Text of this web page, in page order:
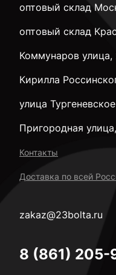
оптовый склад
оптовый склад
Коммунаров улица,
Кирилла
улица
Пригородная
Контакты
Доставка по всей
zakaz@23bolta.ru
8 (861)